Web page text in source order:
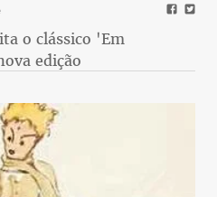
o clássico 'Em
edição